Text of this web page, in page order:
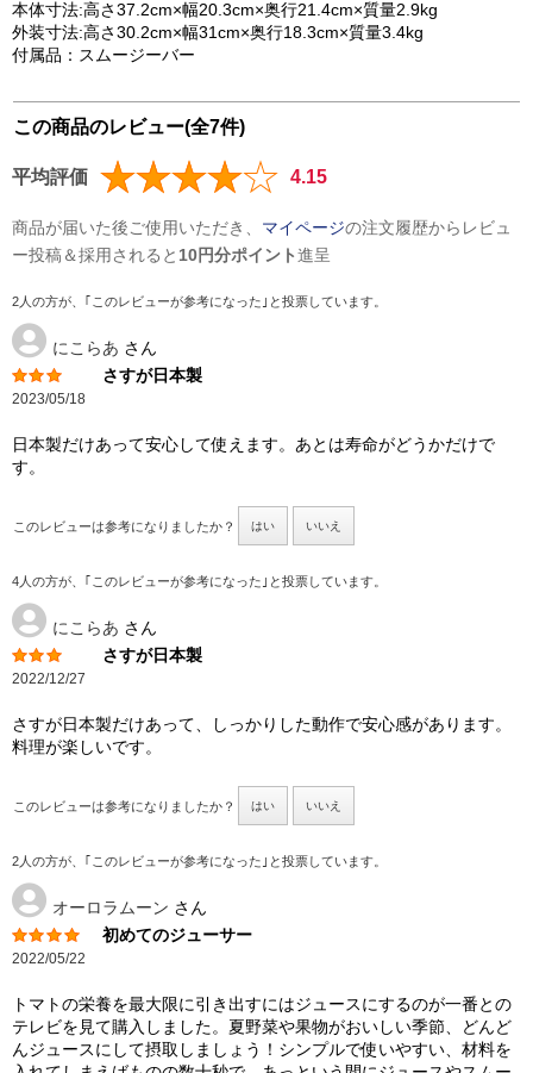
本体寸法:高さ37.2cm×幅20.3cm×奥行21.4cm×質量2.9kg
外装寸法:高さ30.2cm×幅31cm×奥行18.3cm×質量3.4kg
付属品：スムージーバー
この商品のレビュー(全7件)
平均評価 4.15
商品が届いた後ご使用いただき、 マイページの注文履歴からレビュ
ー投稿＆採用されると 10円分ポイント進呈
2人の方が、｢このレビューが参考になった｣と投票しています。
にこらあ さん
さすが日本製
2023/05/18
日本製だけあって安心して使えます。あとは寿命がどうかだけで
す。
このレビューは参考になりましたか？ はい いいえ
4人の方が、｢このレビューが参考になった｣と投票しています。
にこらあ さん
さすが日本製
2022/12/27
さすが日本製だけあって、しっかりした動作で安心感があります。
料理が楽しいです。
このレビューは参考になりましたか？ はい いいえ
2人の方が、｢このレビューが参考になった｣と投票しています。
オーロラムーン さん
初めてのジューサー
2022/05/22
トマトの栄養を最大限に引き出すにはジュースにするのが一番との
テレビを見て購入しました。夏野菜や果物がおいしい季節、どんど
んジュースにして摂取しましょう！シンプルで使いやすい、材料を